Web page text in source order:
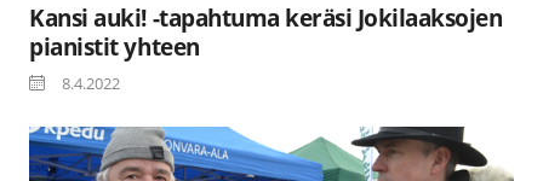
Kansi auki! -tapahtuma keräsi Jokilaaksojen
pianistit yhteen
8.4.2022